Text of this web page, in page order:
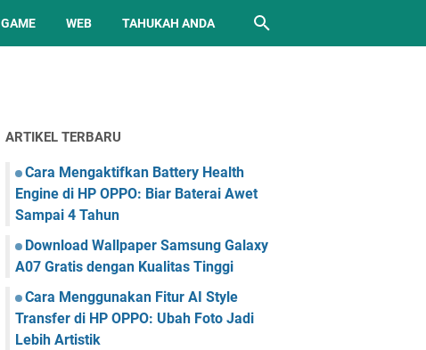
GAME WEB TAHUKAH ANDA
ARTIKEL TERBARU
Cara Mengaktifkan Battery Health
Engine di HP OPPO: Biar Baterai Awet
Sampai 4 Tahun
Download Wallpaper Samsung Galaxy
A07 Gratis dengan Kualitas Tinggi
Cara Menggunakan Fitur AI Style
Transfer di HP OPPO: Ubah Foto Jadi
Lebih Artistik